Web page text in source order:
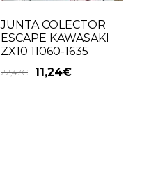
JUNTA COLECTOR
ESCAPE KAWASAKI
ZX10 11060-1635
22,47€ 11,24€